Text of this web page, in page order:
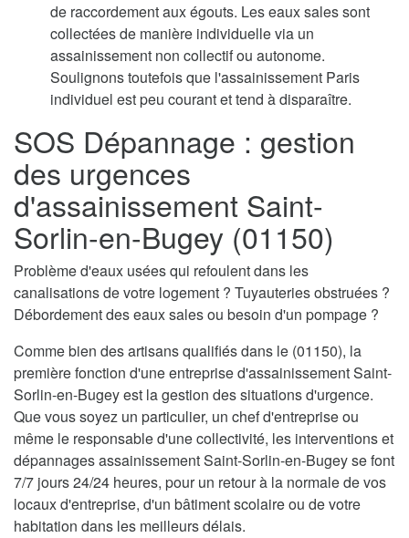
de raccordement aux égouts. Les eaux sales sont
collectées de manière individuelle via un
assainissement non collectif ou autonome.
Soulignons toutefois que l'assainissement Paris
individuel est peu courant et tend à disparaître.
SOS Dépannage : gestion
des urgences
d'assainissement Saint-
Sorlin-en-Bugey (01150)
Problème d'eaux usées qui refoulent dans les
canalisations de votre logement ? Tuyauteries obstruées ?
Débordement des eaux sales ou besoin d'un pompage ?
Comme bien des artisans qualifiés dans le (01150), la
première fonction d'une entreprise d'assainissement Saint-
Sorlin-en-Bugey est la gestion des situations d'urgence.
Que vous soyez un particulier, un chef d'entreprise ou
même le responsable d'une collectivité, les interventions et
dépannages assainissement Saint-Sorlin-en-Bugey se font
7/7 jours 24/24 heures, pour un retour à la normale de vos
locaux d'entreprise, d'un bâtiment scolaire ou de votre
habitation dans les meilleurs délais.